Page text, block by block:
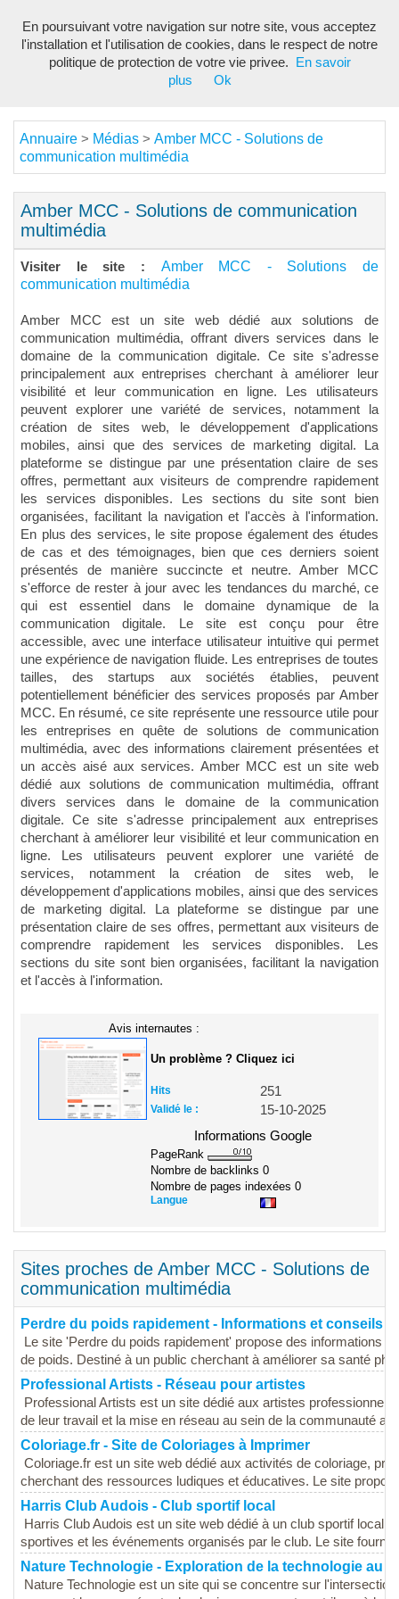
Annuaire > Médias > Amber MCC - Solutions de
communication multimédia
Amber MCC - Solutions de communication
multimédia
Visiter le site : Amber MCC - Solutions de
communication multimédia
Amber MCC est un site web dédié aux solutions de
communication multimédia, offrant divers services dans le
domaine de la communication digitale. Ce site s'adresse
principalement aux entreprises cherchant à améliorer leur
visibilité et leur communication en ligne. Les utilisateurs
peuvent explorer une variété de services, notamment la
création de sites web, le développement d'applications
mobiles, ainsi que des services de marketing digital. La
plateforme se distingue par une présentation claire de ses
offres, permettant aux visiteurs de comprendre rapidement
les services disponibles. Les sections du site sont bien
organisées, facilitant la navigation et l'accès à l'information.
En plus des services, le site propose également des études
de cas et des témoignages, bien que ces derniers soient
présentés de manière succincte et neutre. Amber MCC
s'efforce de rester à jour avec les tendances du marché, ce
qui est essentiel dans le domaine dynamique de la
communication digitale. Le site est conçu pour être
accessible, avec une interface utilisateur intuitive qui permet
une expérience de navigation fluide. Les entreprises de toutes
tailles, des startups aux sociétés établies, peuvent
potentiellement bénéficier des services proposés par Amber
MCC. En résumé, ce site représente une ressource utile pour
les entreprises en quête de solutions de communication
multimédia, avec des informations clairement présentées et
un accès aisé aux services. Amber MCC est un site web
dédié aux solutions de communication multimédia, offrant
divers services dans le domaine de la communication
digitale. Ce site s'adresse principalement aux entreprises
cherchant à améliorer leur visibilité et leur communication en
ligne. Les utilisateurs peuvent explorer une variété de
services, notamment la création de sites web, le
développement d'applications mobiles, ainsi que des services
de marketing digital. La plateforme se distingue par une
présentation claire de ses offres, permettant aux visiteurs de
comprendre rapidement les services disponibles. Les
sections du site sont bien organisées, facilitant la navigation
et l'accès à l'information.
Avis internautes :
Un problème ? Cliquez ici
Hits 251
Validé le :
15-10-2025
Informations Google
PageRank
Nombre de backlinks 0
Nombre de pages indexées 0
Langue
Sites proches de Amber MCC - Solutions de
communication multimédia
Perdre du poids rapidement - Informations et conseils
Le site 'Perdre du poids rapidement' propose des informations
de poids. Destiné à un public cherchant à améliorer sa santé
Professional Artists - Réseau pour artistes
Professional Artists est un site dédié aux artistes
de leur travail et la mise en réseau au sein de la communauté
Coloriage.fr - Site de Coloriages à Imprimer
Coloriage.fr est un site web dédié aux activités de coloriage,
cherchant des ressources ludiques et éducatives. Le site
Harris Club Audois - Club sportif local
Harris Club Audois est un site web dédié à un club sportif local,
sportives et les événements organisés par le club. Le site fournit
Nature Technologie - Exploration de la technologie au
Nature Technologie est un site qui se concentre sur
En poursuivant votre navigation sur notre site, vous acceptez
l'installation et l'utilisation de cookies, dans le respect de notre
politique de protection de votre vie privee.
En savoir
plus
Ok